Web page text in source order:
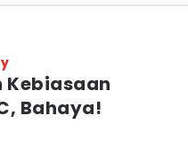
Kebiasaan
Bahaya!